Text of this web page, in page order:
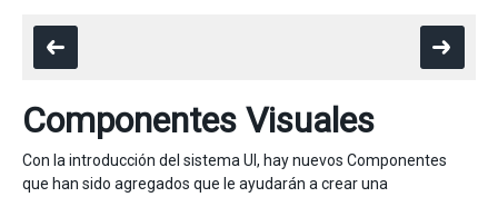
Componentes Visuales
Con la introducción del sistema UI, hay nuevos Componentes
que han sido agregados que le ayudarán a crear una